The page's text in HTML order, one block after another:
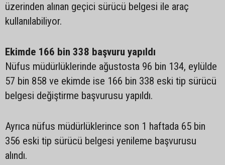
üzerinden alınan geçici sürücü belgesi ile araç
kullanılabiliyor.
Ekimde 166 bin 338 başvuru yapıldı
Nüfus müdürlüklerinde ağustosta 96 bin 134, eylülde
57 bin 858 ve ekimde ise 166 bin 338 eski tip sürücü
belgesi değiştirme başvurusu yapıldı.
Ayrıca nüfus müdürlüklerince son 1 haftada 65 bin
356 eski tip sürücü belgesi yenileme başvurusu
alındı.